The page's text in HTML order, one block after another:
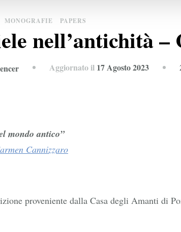
MONOGRAFIE PAPERS
nell’antichità –
Aggiornato il 17 Agosto 2023
mondo antico”
Cannizzaro
proveniente dalla Casa degli Amanti di